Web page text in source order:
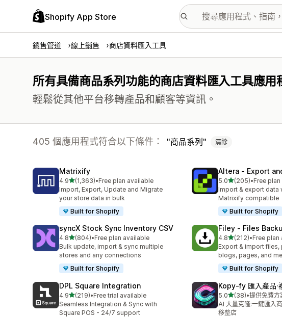
Shopify App Store
銷售管道 線上銷售 商店資料匯入工具
所有具備商品系列功能的商店資料匯入工具應用
輕鬆從其他平台移轉產品和顧客等資訊。
405 個應用程式符合以下條件： 商品系列 清除
Matrixify
4.9滿分 5 顆星
(1,363)
共有 1363 則評價
•Free plan available
Import, Export, Update and Migrate
your store data in bulk
Built for Shopify
Altera ‑ Export
5.0滿分 5 顆星
(205)
共有 205 則評價
•Free
Import & export data
Matrixify compatible
Built for Shopify
syncX Stock Sync Inventory CSV
4.8滿分 5 顆星
(804)
共有 804 則評價
•Free plan available
Bulk update, import & sync multiple
stores and any connections
Built for Shopify
Filey ‑ Files
4.8滿分 5 顆星
(212)
共有 212 則評價
•Free plan
Export & import
blogs, pages, and
Built for Shopify
DPL Square Integration
4.9滿分 5 顆星
(219)
共有 219 則評價
•Free trial available
Seamless Integration & Sync with
Square POS - 24/7 support
Kopy‑fy 匯入產品·
5.0滿分 5 顆星
(38)
共有 38 則評價
•提供免費方
AI 大量克隆:一鍵匯入
移整店